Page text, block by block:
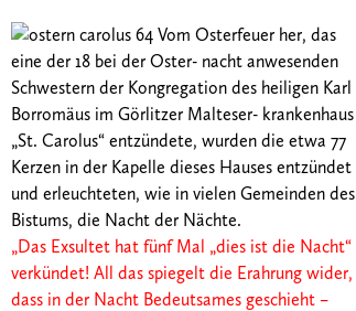
Vom Osterfeuer her, das
eine der 18 bei der Oster- nacht anwesenden
Schwestern der Kongregation des heiligen Karl
Borromäus im Görlitzer Malteser- krankenhaus
„St. Carolus“ entzündete, wurden die etwa 77
Kerzen in der Kapelle dieses Hauses entzündet
und erleuchteten, wie in vielen Gemeinden des
Bistums, die Nacht der Nächte.
„Das Exsultet hat fünf Mal „dies ist die Nacht“
verkündet! All das spiegelt die Erahrung wider,
dass in der Nacht Bedeutsames geschieht –